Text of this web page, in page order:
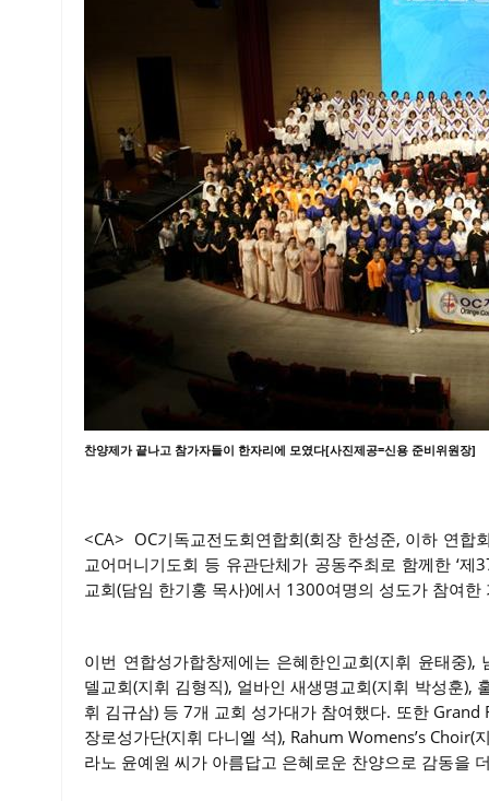
찬양제가 끝나고 참가자들이 한자리에 모였다[사진제공=신용 준비위원장]
<CA> OC기독교전도회연합회(회장 한성준, 이하 연합
교어머니기도회 등 유관단체가 공동주최로 함께한 ‘
교회(담임 한기홍 목사)에서 1300여명의 성도가 참여
이번 연합성가합창제에는 은혜한인교회(지휘 윤태중
델교회(지휘 김형직), 얼바인 새생명교회(지휘 박성훈),
휘 김규삼) 등 7개 교회 성가대가 참여했다. 또한
장로성가단(지휘 다니엘 석), Rahum Womens’s
라노 윤예원 씨가 아름답고 은혜로운 찬양으로 감동을